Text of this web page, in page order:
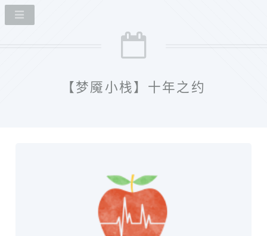
【梦魇小栈】十年之约